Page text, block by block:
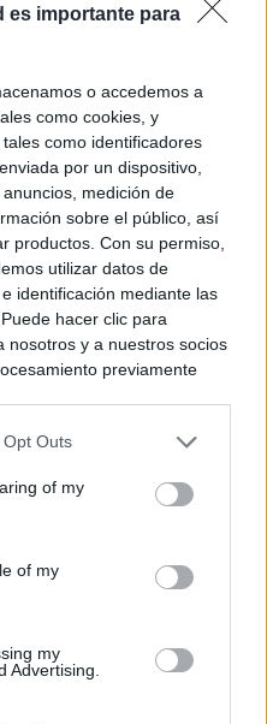
es importante para
o accedemos a
como cookies, y
como identificadores
por un dispositivo,
medición de
sobre el público, así
productos. Con su permiso,
utilizar datos de
identificación mediante las
hacer clic para
nosotros y a nuestros socios
previamente
en cuenta que algún
tiene el derecho de
preferencias se aplicarán
nuevo en este sitio web o
Outs
of my
of my
my
Advertising.